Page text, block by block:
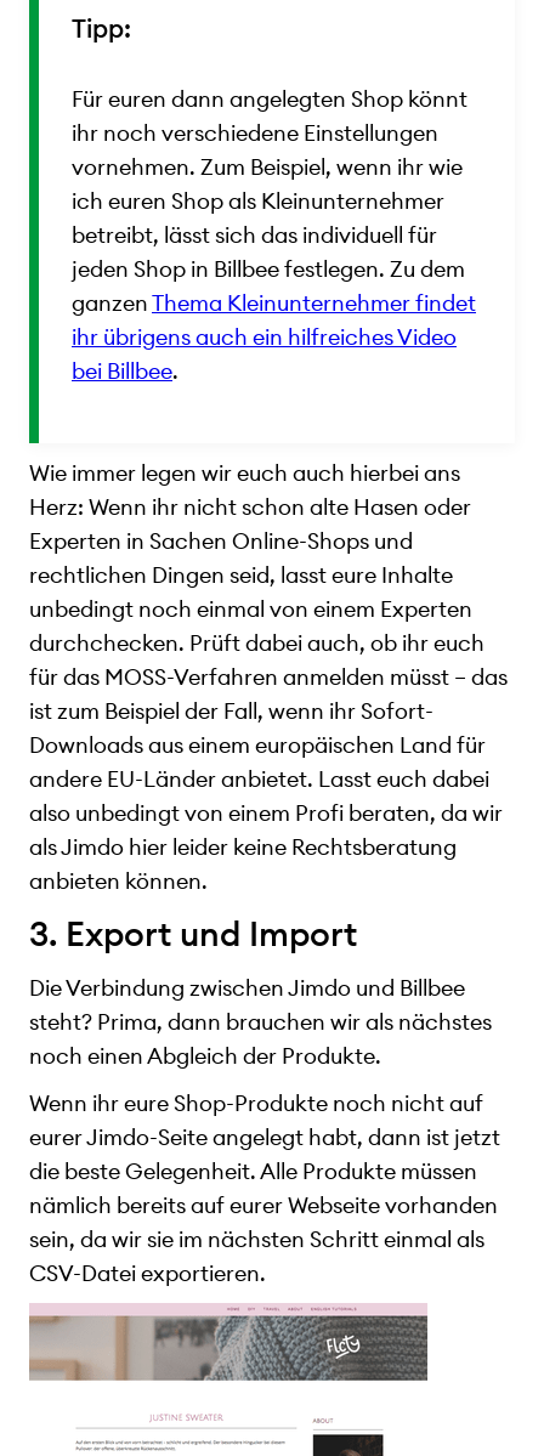
Tipp:
Für euren dann angelegten Shop könnt
ihr noch verschiedene Einstellungen
vornehmen. Zum Beispiel, wenn ihr wie
ich euren Shop als Kleinunternehmer
betreibt, lässt sich das individuell für
jeden Shop in Billbee festlegen. Zu dem
ganzenThema Kleinunternehmer findet
ihr übrigens auch ein hilfreiches Video
bei Billbee.
Wie immer legen wir euch auch hierbei ans
Herz: Wenn ihr nicht schon alte Hasen oder
Experten in Sachen Online-Shops und
rechtlichen Dingen seid, lasst eure Inhalte
unbedingt noch einmal von einem Experten
durchchecken. Prüft dabei auch, ob ihr euch
für das MOSS-Verfahren anmelden müsst – das
ist zum Beispiel der Fall, wenn ihr Sofort-
Downloads aus einem europäischen Land für
andere EU-Länder anbietet. Lasst euch dabei
also unbedingt von einem Profi beraten, da wir
als Jimdo hier leider keine Rechtsberatung
anbieten können.
3. Export und Import
Die Verbindung zwischen Jimdo und Billbee
steht? Prima, dann brauchen wir als nächstes
noch einen Abgleich der Produkte.
Wenn ihr eure Shop-Produkte noch nicht auf
eurer Jimdo-Seite angelegt habt, dann ist jetzt
die beste Gelegenheit. Alle Produkte müssen
nämlich bereits auf eurer Webseite vorhanden
sein, da wir sie im nächsten Schritt einmal als
CSV-Datei exportieren.